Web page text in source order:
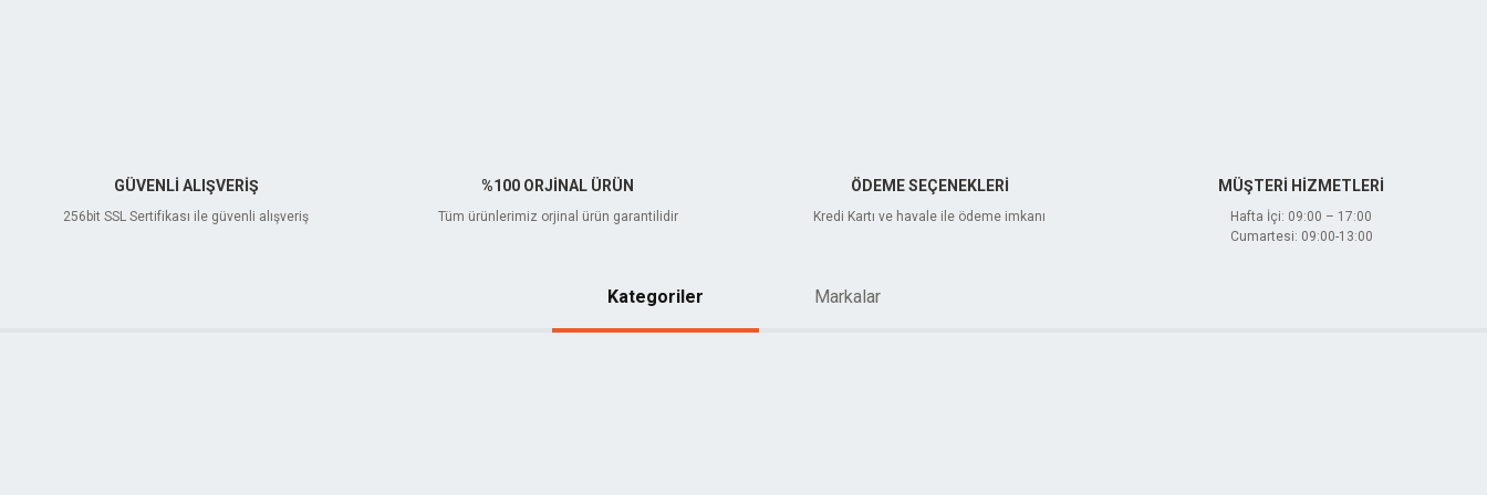
GÜVENLİ ALIŞVERİŞ
256bit SSL Sertifikası ile güvenli alışveriş
%100 ORJİNAL ÜRÜN
Tüm ürünlerimiz orjinal ürün garantilidir
ÖDEME SEÇENEKLERİ
Kredi Kartı ve havale ile ödeme imkanı
MÜŞTERİ HİZMETLERİ
Hafta İçi: 09:00 – 17:00
Cumartesi: 09:00-13:00
Kategoriler Markalar